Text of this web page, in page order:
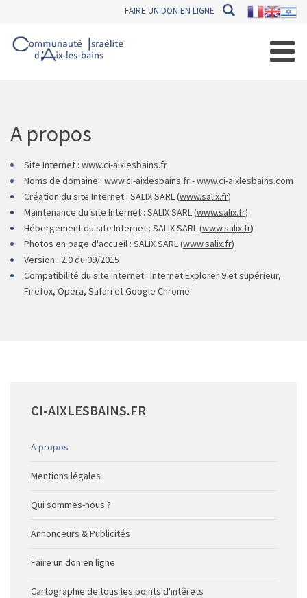
FAIRE UN DON EN LIGNE
A propos
Site Internet : www.ci-aixlesbains.fr
Noms de domaine : www.ci-aixlesbains.fr - www.ci-aixlesbains.com
Création du site Internet : SALIX SARL (www.salix.fr)
Maintenance du site Internet : SALIX SARL (www.salix.fr)
Hébergement du site Internet : SALIX SARL (www.salix.fr)
Photos en page d'accueil : SALIX SARL (www.salix.fr)
Version : 2.0 du 09/2015
Compatibilité du site Internet : Internet Explorer 9 et supérieur,
Firefox, Opera, Safari et Google Chrome.
CI-AIXLESBAINS.FR
A propos
Mentions légales
Qui sommes-nous ?
Annonceurs & Publicités
Faire un don en ligne
Cartographie de tous les points d'intêrets